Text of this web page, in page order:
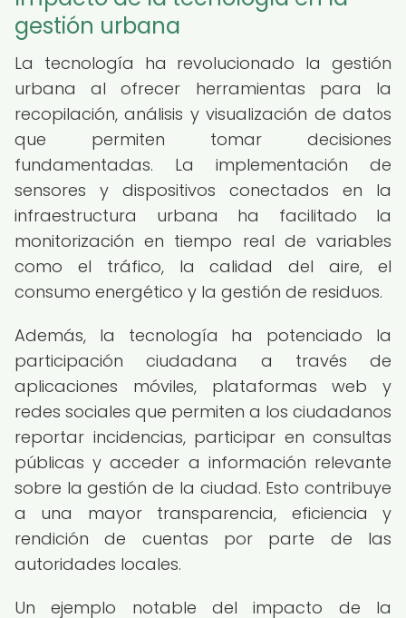
gestión urbana
La tecnología ha revolucionado la gestión
urbana al ofrecer herramientas para la
recopilación, análisis y visualización de datos
que permiten tomar decisiones
fundamentadas. La implementación de
sensores y dispositivos conectados en la
infraestructura urbana ha facilitado la
monitorización en tiempo real de variables
como el tráfico, la calidad del aire, el
consumo energético y la gestión de residuos.
Además, la tecnología ha potenciado la
participación ciudadana a través de
aplicaciones móviles, plataformas web y
redes sociales que permiten a los ciudadanos
reportar incidencias, participar en consultas
públicas y acceder a información relevante
sobre la gestión de la ciudad. Esto contribuye
a una mayor transparencia, eficiencia y
rendición de cuentas por parte de las
autoridades locales.
Un ejemplo notable del impacto de la